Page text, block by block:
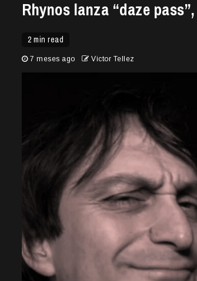
Rhynos lanza “daze
2 min read
7 meses ago Victor Tellez